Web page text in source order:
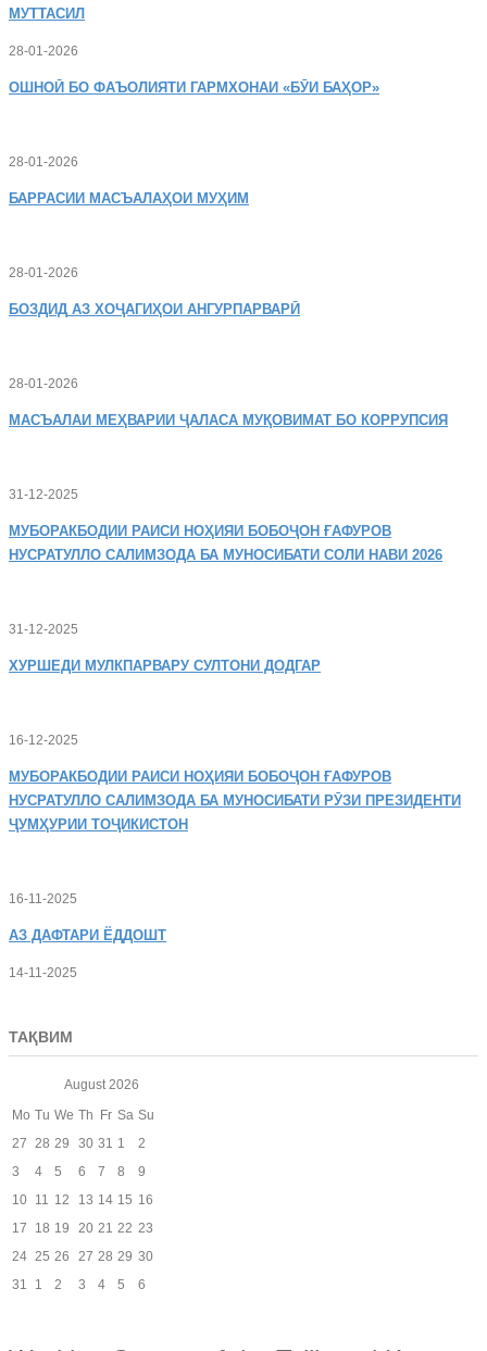
МУТТАСИЛ
28-01-2026
ОШНОӢ БО ФАЪОЛИЯТИ ГАРМХОНАИ «БӮИ БАҲОР»
28-01-2026
БАРРАСИИ МАСЪАЛАҲОИ МУҲИМ
28-01-2026
БОЗДИД АЗ ХОҶАГИҲОИ АНГУРПАРВАРӢ
28-01-2026
МАСЪАЛАИ МЕҲВАРИИ ҶАЛАСА МУҚОВИМАТ БО КОРРУПСИЯ
31-12-2025
МУБОРАКБОДИИ РАИСИ НОҲИЯИ БОБОҶОН ҒАФУРОВ
НУСРАТУЛЛО САЛИМЗОДА БА МУНОСИБАТИ СОЛИ НАВИ 2026
31-12-2025
ХУРШЕДИ МУЛКПАРВАРУ СУЛТОНИ ДОДГАР
16-12-2025
МУБОРАКБОДИИ РАИСИ НОҲИЯИ БОБОҶОН ҒАФУРОВ
НУСРАТУЛЛО САЛИМЗОДА БА МУНОСИБАТИ РӮЗИ ПРЕЗИДЕНТИ
ҶУМҲУРИИ ТОҶИКИСТОН
16-11-2025
АЗ ДАФТАРИ ЁДДОШТ
14-11-2025
ТАҚВИМ
August 2026
Mo Tu We Th Fr Sa Su
27 28 29 30 31 1
2
3
4 5 6 7 8
9
10 11 12 13 14 15 16
17
18 19 20 21 22 23
24 25 26 27 28 29 30
31
1 2 3 4 5 6